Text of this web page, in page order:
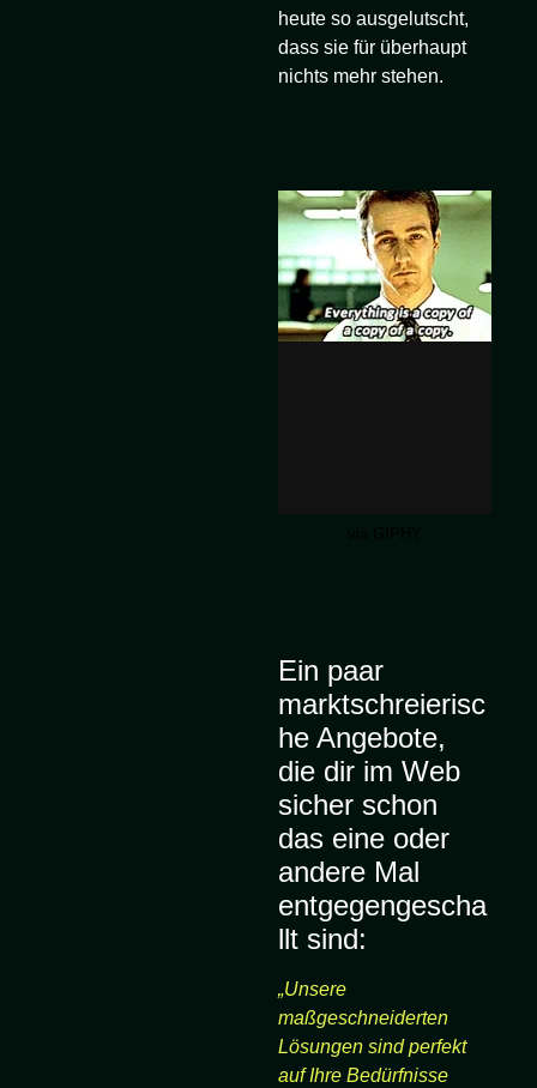
heute so ausgelutscht,
dass sie für überhaupt
nichts mehr stehen.
Ein paar
marktschreierisc
he Angebote,
die dir im Web
sicher schon
das eine oder
andere Mal
entgegengescha
llt sind:
„Unsere
maßgeschneiderten
Lösungen sind perfekt
auf Ihre Bedürfnisse